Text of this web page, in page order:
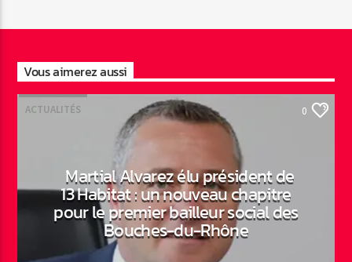
Vous aimerez aussi
ACTUALITÉS 0
Martial Alvarez élu président de
13 Habitat : un nouveau chapitre
pour le premier bailleur social des
Bouches-du-Rhône